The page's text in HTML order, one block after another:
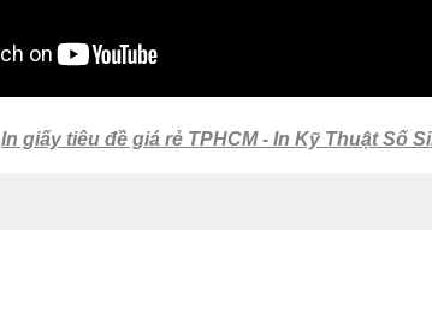
In giấy tiêu đề giá rẻ TPHCM - In Kỹ Thuật Số